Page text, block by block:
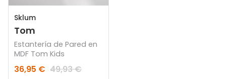
Sklum
Tom
Estantería de Pared en
MDF Tom Kids
36,95 € 49,93 €